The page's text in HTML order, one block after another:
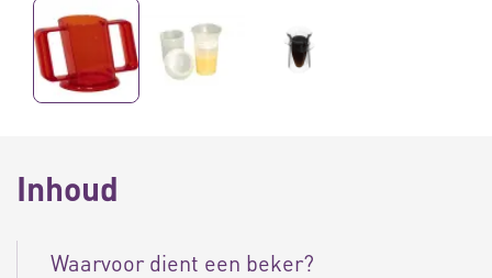
Inhoud
Waarvoor dient een beker?